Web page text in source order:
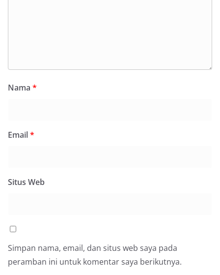
bendera dengan benar merupakan salah satu
masing secara penuh. Ini adalah bentuk
penghormatan kita bersama terhadap
perjuangan para pahlawan yang telah merebut
Nama *
Email*
Situs Web
Simpan nama, email, dan situs web saya pada
peramban ini untuk komentar saya berikutnya.